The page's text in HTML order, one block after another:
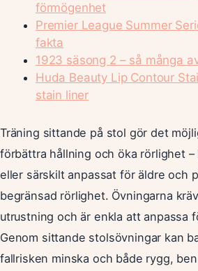
förmögenhet
Premier League Summer
fakta
1923 säsong 2 – så många
Huda Beauty Lip Contour
stain liner
Träning sittande på stol gör det
förbättra hållning och öka rörlighet
eller särskilt anpassat för äldre och
begränsad rörlighet. Övningarna
utrustning och är enkla att anpassa
Genom sittande stolsövningar kan
fallrisken minska och både rygg,